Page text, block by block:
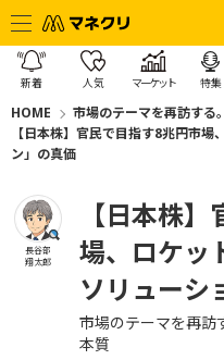
新着 人気 マーケット 特集
HOME
市場のテーマを再訪する
【日本株】官民で目指す8兆円市
ン」の真価
長谷部
翔太郎
【日本株
場、ロケッ
ソリューシ
市場のテーマを再訪
本質